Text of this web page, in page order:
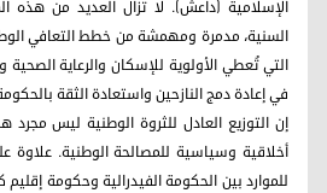
الإسلامية (داعش). لا تزال العديد من هذه
السنية، مدمرة ومهمشة من خطط التعافي
التي تُعطي الأولوية للإسكان والرعاية
في إعادة دمج النازحين واستعادة الثقة
إن التوزيع العادل للثروة الوطنية ليس
أخلاقية وسياسية للمصالحة الوطنية. علاوة
للموارد بين الحكومة الفيدرالية وحكومة